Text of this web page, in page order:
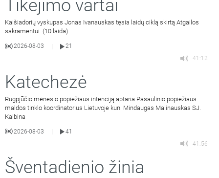
Tikėjimo vartai
Kaišiadorių vyskupas Jonas Ivanauskas tęsia laidų ciklą skirtą Atgailos
sakramentui. (10 laida)
2026-08-03
21
41:12
Katechezė
Rugpjūčio mėnesio popiežiaus intenciją aptaria Pasaulinio popiežiaus
maldos tinklo koordinatorius Lietuvoje kun. Mindaugas Malinauskas SJ.
Kalbina
2026-08-03
41
41:56
Šventadienio žinia